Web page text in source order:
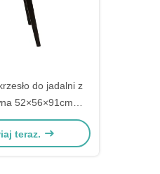
do jadalni z
52×56×91cm
Trwałe
teraz.